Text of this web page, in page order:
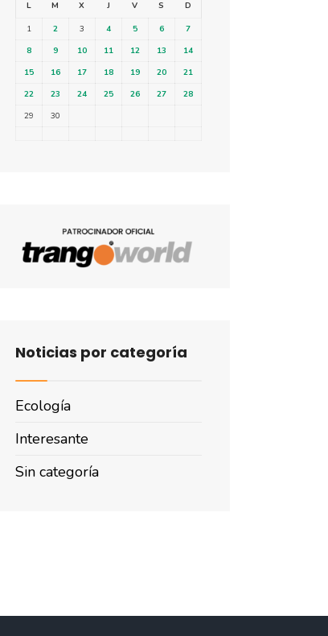
L M X J V S D
1 2 3 4 5 6
7
8
9 10 11 12 13
14
15
16 17 18 19 20
21
22
23 24 25 26 27
28
29
30
Noticias por categoría
Ecología
Interesante
Sin categoría